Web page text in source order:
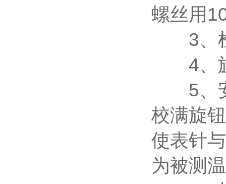
螺丝用
3、检
4、旋
5、安
校满旋
使表针
为被测